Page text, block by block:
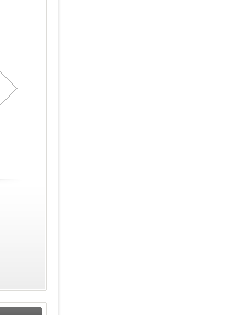
Güney, 'Ev Hapsi' şartıyla serbest